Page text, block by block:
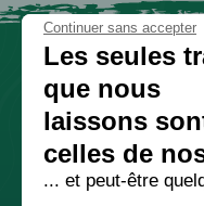
Continuer sans accepter
Les seules
que nous
laissons
celles de
... et peut-être